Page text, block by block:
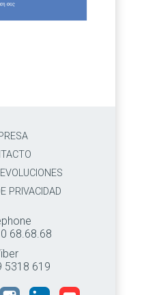
PRIVACIDAD
68.68.68
5318 619